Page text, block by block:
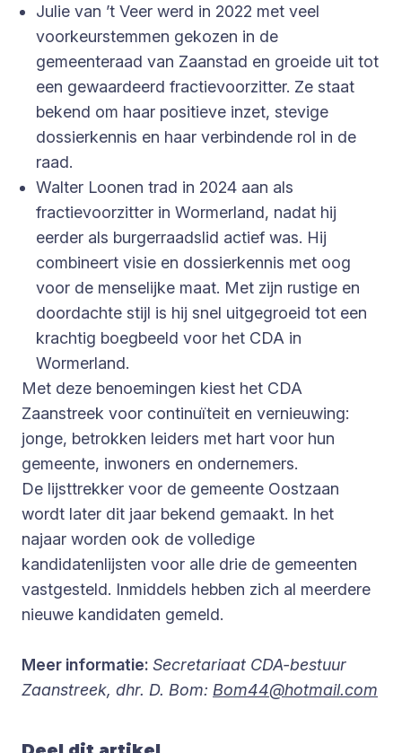
Julie van ’t Veer werd in 2022 met veel
voorkeurstemmen gekozen in de
gemeenteraad van Zaanstad en groeide uit tot
een gewaardeerd fractievoorzitter. Ze staat
bekend om haar positieve inzet, stevige
dossierkennis en haar verbindende rol in de
raad.
Walter Loonen trad in 2024 aan als
fractievoorzitter in Wormerland, nadat hij
eerder als burgerraadslid actief was. Hij
combineert visie en dossierkennis met oog
voor de menselijke maat. Met zijn rustige en
doordachte stijl is hij snel uitgegroeid tot een
krachtig boegbeeld voor het CDA in
Wormerland.
Met deze benoemingen kiest het CDA
Zaanstreek voor continuïteit en vernieuwing:
jonge, betrokken leiders met hart voor hun
gemeente, inwoners en ondernemers.
De lijsttrekker voor de gemeente Oostzaan
wordt later dit jaar bekend gemaakt. In het
najaar worden ook de volledige
kandidatenlijsten voor alle drie de gemeenten
vastgesteld. Inmiddels hebben zich al meerdere
nieuwe kandidaten gemeld.
Meer informatie: Secretariaat CDA-bestuur
Zaanstreek, dhr. D. Bom: Bom44@hotmail.com